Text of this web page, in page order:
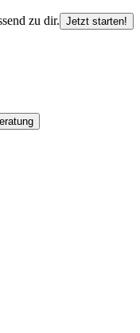
zu dir. Jetzt starten!